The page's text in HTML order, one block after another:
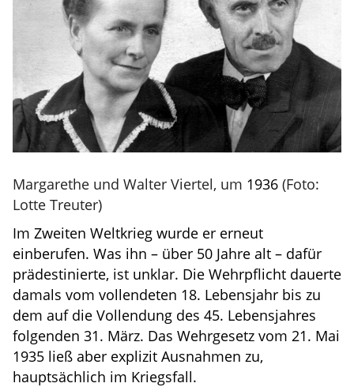
Margarethe und Walter Viertel, um 1936 (Foto:
Lotte Treuter)
Im Zweiten Weltkrieg wurde er erneut
einberufen. Was ihn – über 50 Jahre alt – dafür
prädestinierte, ist unklar. Die Wehrpflicht dauerte
damals vom vollendeten 18. Lebensjahr bis zu
dem auf die Vollendung des 45. Lebensjahres
folgenden 31. März. Das Wehrgesetz vom 21. Mai
1935 ließ aber explizit Ausnahmen zu,
hauptsächlich im Kriegsfall.